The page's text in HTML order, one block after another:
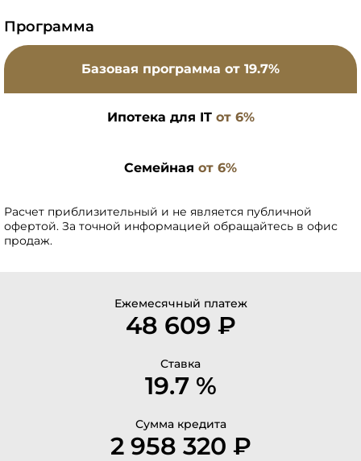
Программа
Базовая программа от 19.7%
Ипотека для IT от 6%
Семейная от 6%
Расчет приблизительный и не является публичной
офертой. За точной информацией обращайтесь в офис
продаж.
Ежемесячный платеж
48 609 ₽
Ставка
19.7 %
Сумма кредита
2 958 320 ₽